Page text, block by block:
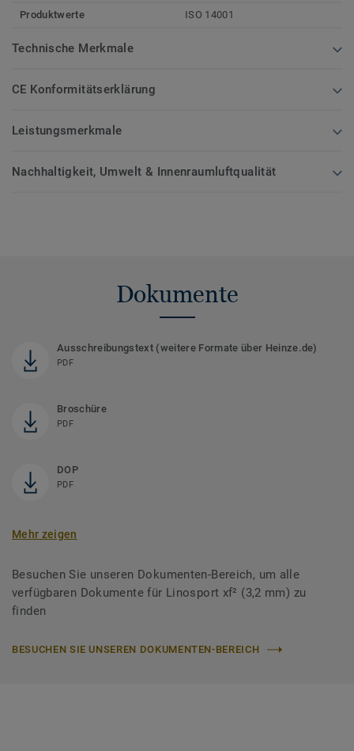
Produktwerte ISO 14001
Technische Merkmale
CE Konformitätserklärung
Leistungsmerkmale
Nachhaltigkeit, Umwelt & Innenraumluftqualität
Dokumente
Ausschreibungstext (weitere Formate über Heinze.de)
PDF
Broschüre
PDF
DOP
PDF
Mehr zeigen
Besuchen Sie unseren Dokumenten-Bereich, um alle
verfügbaren Dokumente für Linosport xf² (3,2 mm) zu
finden
BESUCHEN SIE UNSEREN DOKUMENTEN-BEREICH